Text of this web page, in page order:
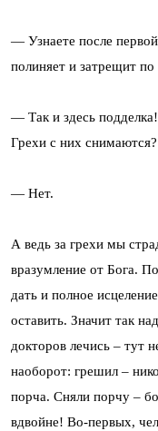
— Узнаете после
полиняет и затрещит
— Так и здесь
Грехи с них снимаются?
— Нет.
А ведь за грехи мы
вразумление от Бога.
дать и полное
оставить. Значит так
докторов лечись – тут
наоборот: грешил –
порча. Сняли порчу –
вдвойне! Во-первых,